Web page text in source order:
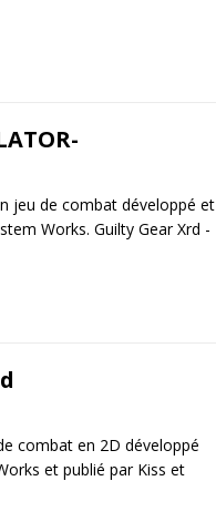
jeu de combat développé et
Works. Guilty Gear Xrd -
combat en 2D développé
et publié par Kiss et